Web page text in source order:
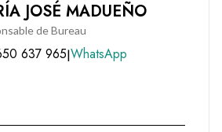
porte.
terrasse.
un espace idéal pour déjeuner en
ou simplement profiter du soleil.
JOSÉ MADUEÑO
de Bureau
637 965|WhatsApp